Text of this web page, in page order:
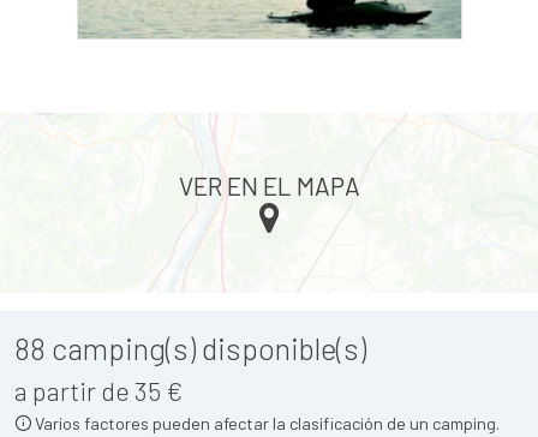
88 camping(s) disponible(s)
a partir de 35 €
Varios factores pueden afectar la clasificación de un camping.
VER EN EL MAPA